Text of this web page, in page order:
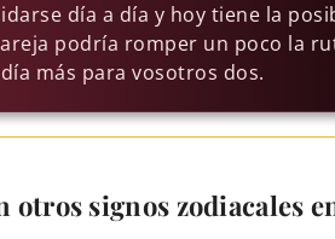
día a día y hoy tiene la
podría romper un poco la
más para vosotros dos.
signos zodiacales